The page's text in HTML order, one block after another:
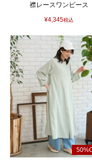
襟レースワンピース
¥4,345税込